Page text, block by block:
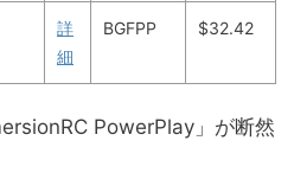
詳
細
BGFPP $32.42
PowerPlay」が断然